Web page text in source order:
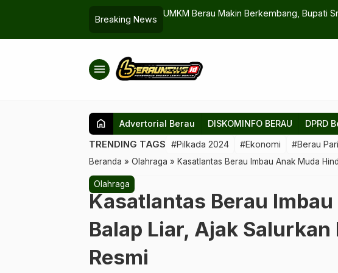
Breaking News
Sri Juniarsih Sambut AirAsia di Berau:
menu
home Advertorial Berau DISKOMINFO BERAU DPRD
TRENDING TAGS #Pilkada 2024 #Ekonomi #Berau
Beranda » Olahraga » Kasatlantas Berau Imbau Anak Muda
Olahraga
Kasatlantas Berau
Balap Liar, Ajak
Resmi